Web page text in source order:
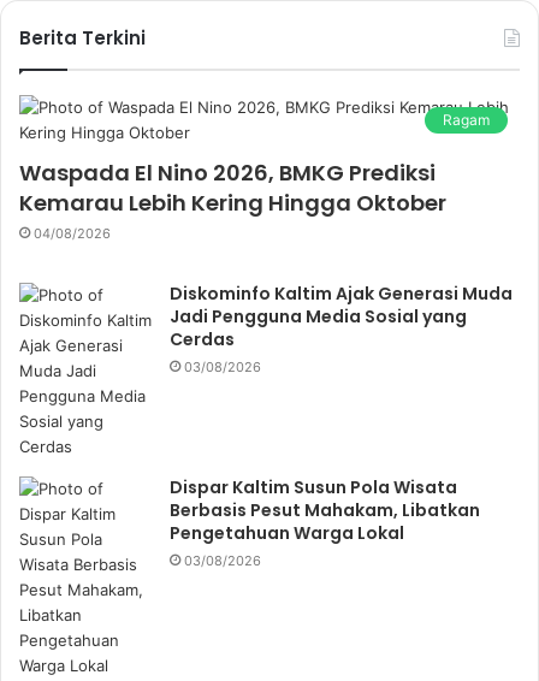
Berita Terkini
Ragam
Waspada El Nino 2026, BMKG Prediksi
Kemarau Lebih Kering Hingga Oktober
04/08/2026
Diskominfo Kaltim Ajak Generasi Muda
Jadi Pengguna Media Sosial yang
Cerdas
03/08/2026
Dispar Kaltim Susun Pola Wisata
Berbasis Pesut Mahakam, Libatkan
Pengetahuan Warga Lokal
03/08/2026